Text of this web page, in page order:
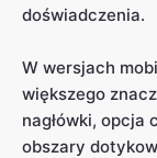
doświadczenia.
W wersjach
większego
nagłówki, opcja
obszary